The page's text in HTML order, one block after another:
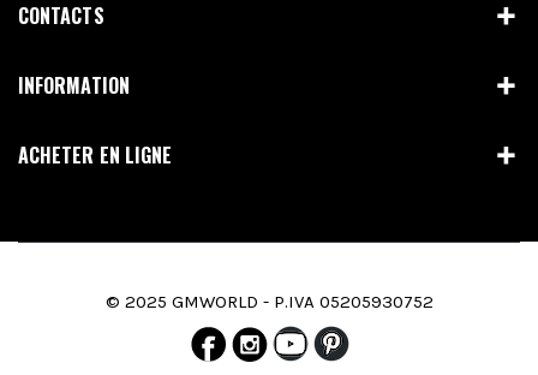
CONTACTS
INFORMATION
ACHETER EN LIGNE
© 2025 GMWORLD - P.IVA 05205930752